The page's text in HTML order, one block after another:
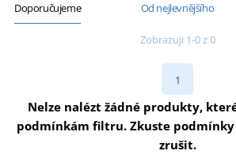
Doporučujeme Od nejlevnějšího
Zobrazuji 1-0 z 0
1
Nelze nalézt žádné produkty,
podmínkám filtru. Zkuste
zrušit.